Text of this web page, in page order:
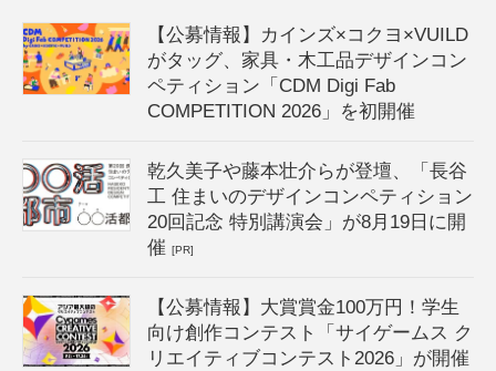
【公募情報】カインズ×コクヨ×VUILD
がタッグ、家具・木工品デザインコン
ペティション「CDM Digi Fab
COMPETITION 2026」を初開催
乾久美子や藤本壮介らが登壇、「長谷
工 住まいのデザインコンペティション
20回記念 特別講演会」が8月19日に開
催[PR]
【公募情報】大賞賞金100万円！学生
向け創作コンテスト「サイゲームス ク
リエイティブコンテスト2026」が開催